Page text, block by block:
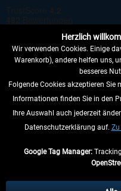
VERTRAG WIDERRUFEN
INFORMATIONEN
Herzlich
Wir verwenden Cookies. Einige
Warenkorb), andere helfen uns,
besseres
Folgende Cookies akzeptieren Sie
Informationen finden Sie in den
Ihre Auswahl auch jederzeit
Datenschutzerklärung auf.
Google Tag Manager: